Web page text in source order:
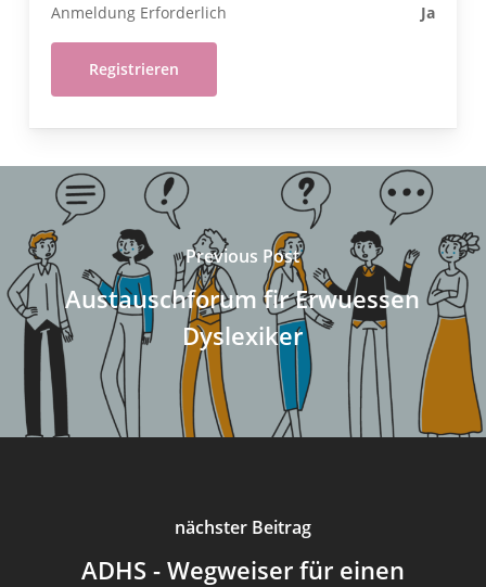
Anmeldung Erforderlich Ja
Registrieren
Previous Post
Austauschforum fir Erwuessen
Dyslexiker
nächster Beitrag
ADHS - Wegweiser für einen